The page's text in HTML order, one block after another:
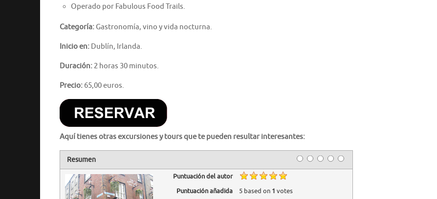
Operado por Fabulous Food Trails.
Categoría: Gastronomía, vino y vida nocturna.
Inicio en: Dublín, Irlanda.
Duración: 2 horas 30 minutos.
Precio: 65,00 euros.
Aquí tienes otras excursiones y tours que te pueden resultar interesantes:
Resumen
Puntuación del autor
Puntuación añadida
5based on 1 votes